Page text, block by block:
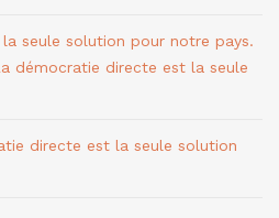
seule solution pour notre pays.
démocratie directe est la seule
directe est la seule solution